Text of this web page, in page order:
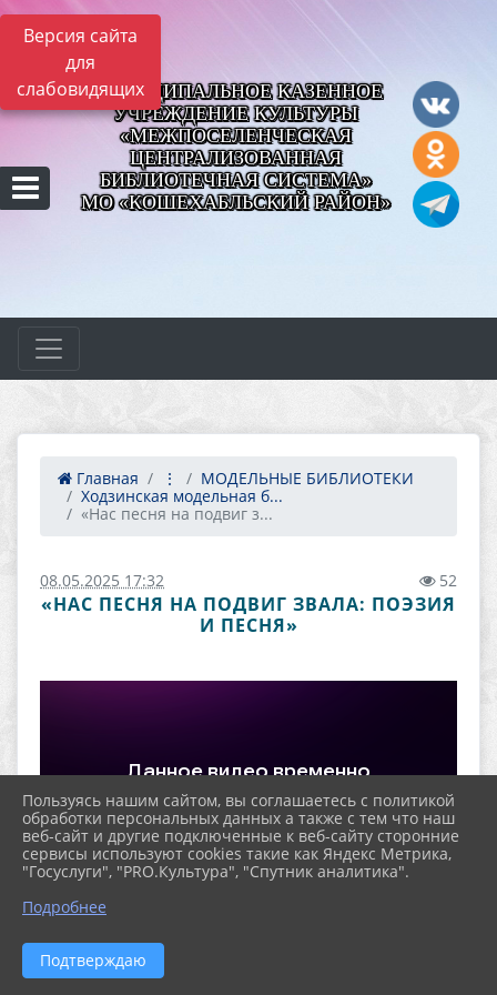
Версия сайта
для
слабовидящихМУНИЦИПАЛЬНОЕ КАЗЕННОЕ
УЧРЕЖДЕНИЕ КУЛЬТУРЫ
«МЕЖПОСЕЛЕНЧЕСКАЯ
ЦЕНТРАЛИЗОВАННАЯ
БИБЛИОТЕЧНАЯ СИСТЕМА»
МО «КОШЕХАБЛЬСКИЙ РАЙОН»
Главная ⋮
МОДЕЛЬНЫЕ БИБЛИОТЕКИ
Ходзинская модельная б...
«Нас песня на подвиг з...
08.05.2025 17:32 52
«НАС ПЕСНЯ НА ПОДВИГ ЗВАЛА: ПОЭЗИЯ
И ПЕСНЯ»
Пользуясь нашим сайтом, вы соглашаетесь с политикой
обработки персональных данных а также с тем что наш
веб-сайт и другие подключенные к веб-сайту сторонние
сервисы используют cookies такие как Яндекс Метрика,
"Госуслуги", "PRO.Культура", "Спутник аналитика".
Подробнее
Подтверждаю